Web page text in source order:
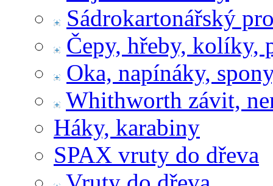
Sádrokartonářský
Čepy, hřeby, kolíky,
Oka, napínáky,
Whithworth závit,
Háky, karabiny
SPAX vruty do dřeva